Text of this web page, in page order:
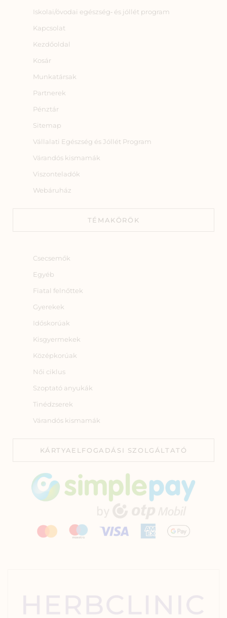
Iskolai/óvodai egészség‑ és jóllét program
Kapcsolat
Kezdőoldal
Kosár
Munkatársak
Partnerek
Pénztár
Sitemap
Vállalati Egészség és Jóllét Program
Várandós kismamák
Viszonteladók
Webáruház
TÉMAKÖRÖK
Csecsemők
Egyéb
Fiatal felnőttek
Gyerekek
Időskorúak
Kisgyermekek
Középkorúak
Női ciklus
Szoptató anyukák
Tinédzserek
Várandós kismamák
KÁRTYAELFOGADÁSI SZOLGÁLTATÓ